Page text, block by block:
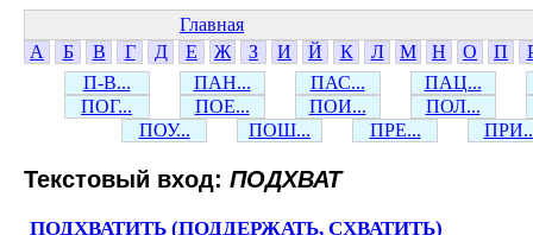
Главная
А
Б В Г Д Е Ж З И Й К Л М Н О П
П-В...
ПАН... ПАС...
ПАЦ...
ПОГ...
ПОЕ... ПОИ...
ПОЛ...
ПОУ...
ПОШ... ПРЕ...
Текстовый вход: ПОДХВАТ
ПОДХВАТИТЬ (ПОДДЕРЖАТЬ, СХВАТИТЬ)